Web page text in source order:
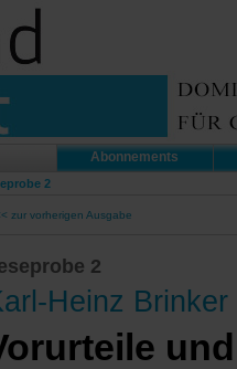
Abonnements
2
zur vorherigen Ausgabe
2
Heinz Brinker